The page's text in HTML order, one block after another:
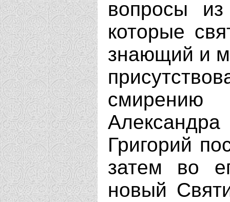
вопросы
которые
знающий и
смирению
Григорий
затем во
новый